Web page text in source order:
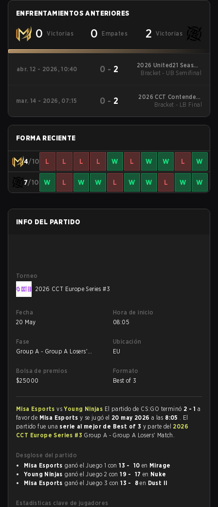
ENFRENTAMIENTOS ANTERIORES
0 Victorias 0 Empates 2 Victorias
abr. 12 - 2026, 10:40 0 - 2
2026 United21 Season
47
Bracket - UB Semifinal
mar. 14 - 2026, 07:15 0 - 2
2026 CCT Contenders
Europe Series 2
Bracket - LB Final
FORMA RECIENTE
4/10 L L L L W L W W L W
7/10 W L W W L W W L W W
INFO DEL PARTIDO
Torneo
2026 CCT Europe Series #3
Fecha
20 May
Hora de inicio
08:05
Fase
Group A - Group A Losers'
Ubicación
EU
Bolsa de premios
$25000
Formato
Best of 3
Misa EsportsvsYoung Ninjas El partido de CS:GO terminó 2 - 1 a
favor de Misa Esports y se jugó el 20 may 2026 a las 8:05 . El
partido fue una serie al mejor de Best of 3 y parte del 2026
CCT Europe Series #3 Group A - Group A Losers' Match.
Desglose del partido
Misa Esports ganó el Juego 1 con13 - 10 en Mirage
Young Ninjas ganó el Juego 2 con19 - 17 en Nuke
Misa Esports ganó el Juego 3 con13 - 8 en Dust II
Estadísticas clave de jugadores